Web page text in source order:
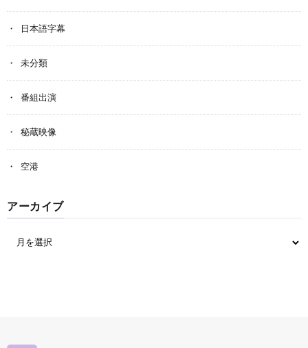
日本語字幕
未分類
番組出演
秘蔵映像
空港
アーカイブ